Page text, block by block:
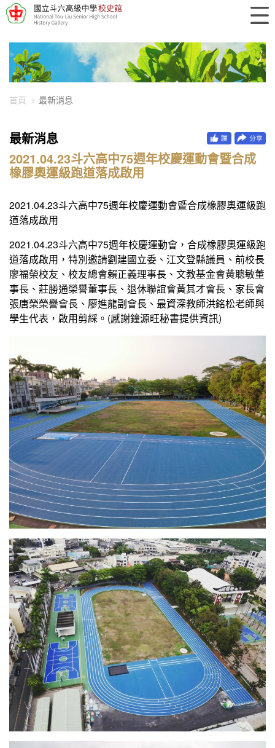
448-2437
首頁 最新消息
最新消息
2021.04.23斗六高中75週年校慶運動會暨合成
橡膠奧運級跑道落成啟用
2021.04.23斗六高中75週年校慶運動會暨合成橡膠奧運級跑
道落成啟用
2021.04.23斗六高中75週年校慶運動會，合成橡膠奧運級跑
道落成啟用，特別邀請劉建國立委、江文登縣議員、前校長
廖福榮校友、校友總會賴正義理事長、文教基金會黃聰敏董
事長、莊勝通榮譽董事長、退休聯誼會黃其才會長、家長會
張唐榮榮譽會長、廖進龍副會長、最資深教師洪銘松老師與
學生代表，啟用剪綵。(感謝鐘源旺秘書提供資訊)